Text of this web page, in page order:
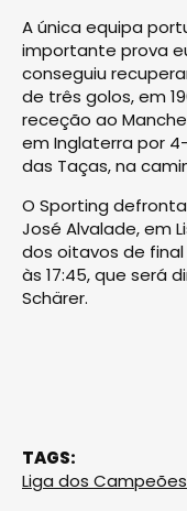
A única equipa
importante prova
conseguiu
de três golos, em
receção ao
em Inglaterra por
das Taças, na
O Sporting
José Alvalade, em
dos oitavos de
às 17:45, que será
Schärer.
TAGS:
Liga dos Campeões